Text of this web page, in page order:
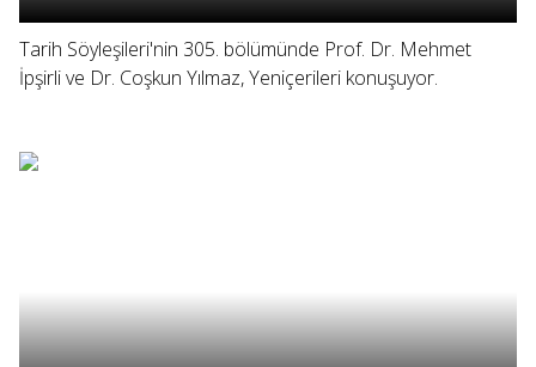
Tarih Söyleşileri'nin 305. bölümünde Prof. Dr. Mehmet
İpşirli ve Dr. Coşkun Yılmaz, Yeniçerileri konuşuyor.